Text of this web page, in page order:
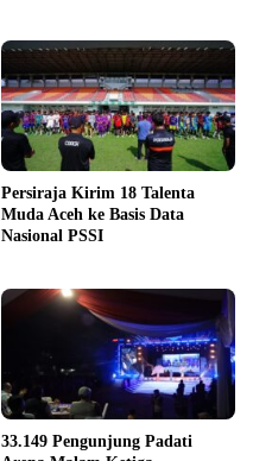
Persiraja Kirim 18 Talenta
Muda Aceh ke Basis Data
Nasional PSSI
33.149 Pengunjung Padati